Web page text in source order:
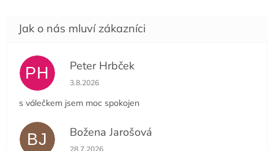
PH Peter Hrbček
Hodnocení obchodu je 5 z 5 hvězdiček.
3.8.2026
s válečkem jsem moc spokojen
BJ Božena Jarošová
Hodnocení obchodu je 5 z 5 hvězdiček.
28.7.2026